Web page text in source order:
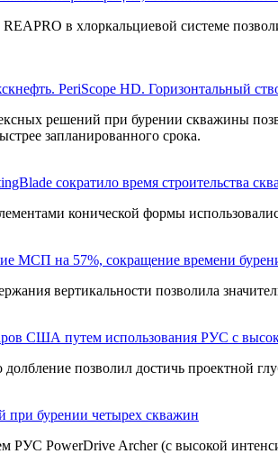
в хлоркальциевой системе
PeriScope HD. Горизонтальный
решений при бурении скважины
запланированного срока.
сократило время строительства
конической формы
МСП на 57%, сокращение времени
вертикальности позволила
США путем использования РУС с
позволил достичь проектной
бурении четырех скважин
РУС PowerDrive Archer (с высокой